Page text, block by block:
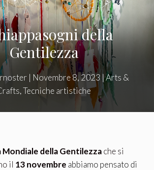
della
Gentilezza
| Novembre 8, 2023 |Arts &
,Tecniche artistiche
della Gentilezzache si
il 13 novembre abbiamo pensato di